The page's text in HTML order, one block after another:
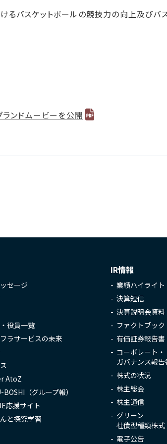
るバスケットボールの競技力の向上及びバ
ランドムービーを公開
セージ
役員一覧
ラサービスの未来
AtoZ
BOSHI（グループ報）
応援サイト
と探究学習
IR情報
業績ハイライト
決算短信
決算説明会資料
ファクトブック
有価証券報告書
コーポレート・
ガバナンス報告
株式の状況
株主総会
株主通信
グリーン
社債型種類株式
電子公告